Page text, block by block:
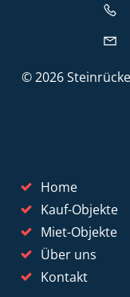
© 2026
Home
Kauf-Objekte
Miet-Objekte
Über uns
Kontakt